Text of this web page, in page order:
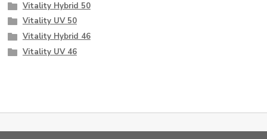
Vitality Hybrid 50
Vitality UV 50
Vitality Hybrid 46
Vitality UV 46